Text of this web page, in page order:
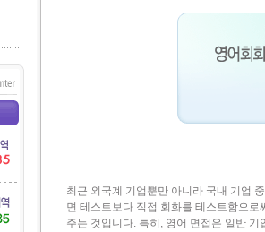
최근 외국계 기업뿐만 아니라 국내 기업
면 테스트보다 직접 회화를 테스트함으
주는 것입니다. 특히, 영어 면접은 일반